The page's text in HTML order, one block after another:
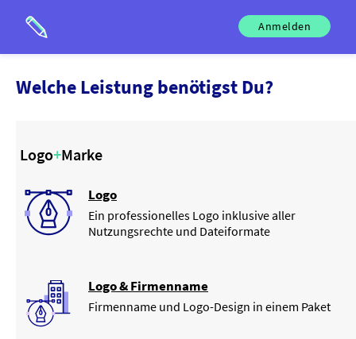
Anmelden
WelcheLeistungbenötigst Du?
Logo+Marke
Logo
Ein professionelles Logo inklusive aller
Nutzungsrechte und Dateiformate
Logo & Firmenname
Firmenname und Logo-Design in einem Paket